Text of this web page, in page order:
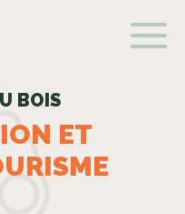
BOIS
ET